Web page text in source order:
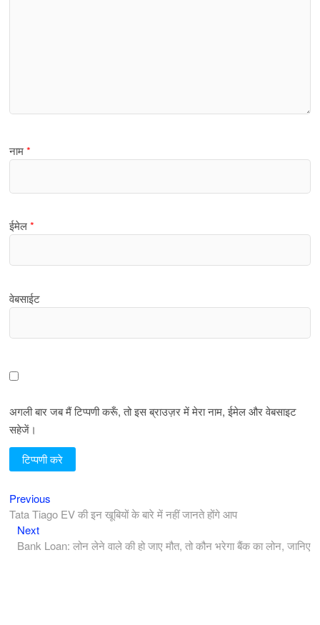
नाम*
ईमेल*
वेबसाईट
अगली बार जब मैं टिप्पणी करूँ, तो इस ब्राउज़र में मेरा नाम, ईमेल और वेबसाइट
सहेजें।
पोस्ट
नेविगेशन
Previous
post:
Tata Tiago EV की इन खूबियों के बारे में नहीं जानते होंगे आप
NextNext
post:
Bank Loan: लोन लेने वाले की हो जाए मौत, तो कौन भरेगा बैंक का लोन, जानिए